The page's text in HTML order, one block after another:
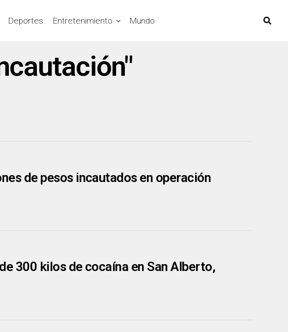
Deportes Entretenimiento Mundo
de pesos incautados en operación
300 kilos de cocaína en San Alberto,